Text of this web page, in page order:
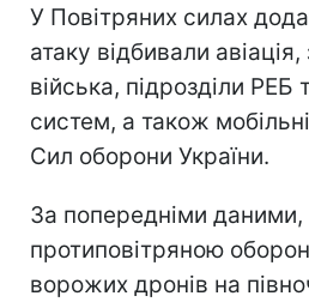
У Повітряних силах
атаку відбивали авіація,
війська, підрозділи РЕБ
систем, а також
Сил оборони України.
За попередніми
протиповітряною
ворожих дронів на